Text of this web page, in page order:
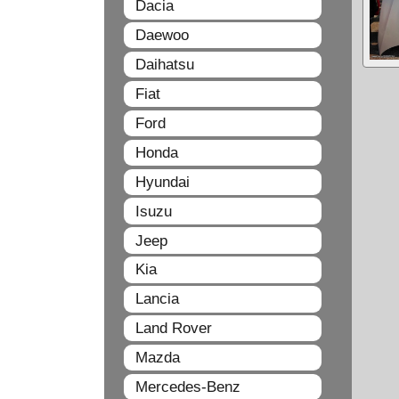
Dacia
Daewoo
Daihatsu
Fiat
Ford
Honda
Hyundai
Isuzu
Jeep
Kia
Lancia
Land Rover
Mazda
Mercedes-Benz